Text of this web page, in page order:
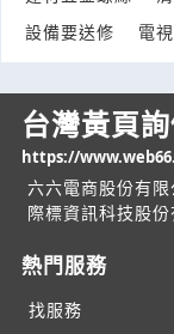
產業:運動休閒製品
來自:溫OO 詢價
運費報價(海運和空
產業:倉儲貨運快遞
來自:天OO業OO公
時間:08/07 12:24
潤餅皮相關產品開發
設備要送修
電
台灣黃頁
https://
六六電商股份有
際標資訊科技股
熱門服務
找服務